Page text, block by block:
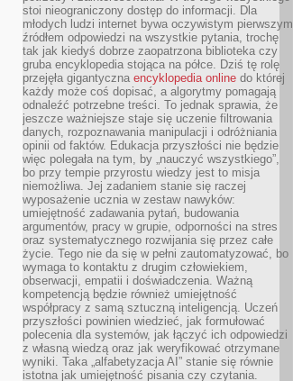
stoi nieograniczony dostęp do informacji. Dla
młodych ludzi internet bywa oczywistym pierwszym
źródłem odpowiedzi na wszystkie pytania, trochę
tak jak kiedyś dobrze zaopatrzona biblioteka czy
gruba encyklopedia stojąca na półce. Dziś tę rolę
przejęła gigantyczna encyklopedia online do której
każdy może coś dopisać, a algorytmy pomagają
odnaleźć potrzebne treści. To jednak sprawia, że
jeszcze ważniejsze staje się uczenie filtrowania
danych, rozpoznawania manipulacji i odróżniania
opinii od faktów. Edukacja przyszłości nie będzie
więc polegała na tym, by „nauczyć wszystkiego”,
bo przy tempie przyrostu wiedzy jest to misja
niemożliwa. Jej zadaniem stanie się raczej
wyposażenie ucznia w zestaw nawyków:
umiejętność zadawania pytań, budowania
argumentów, pracy w grupie, odporności na stres
oraz systematycznego rozwijania się przez całe
życie. Tego nie da się w pełni zautomatyzować, bo
wymaga to kontaktu z drugim człowiekiem,
obserwacji, empatii i doświadczenia. Ważną
kompetencją będzie również umiejętność
współpracy z samą sztuczną inteligencją. Uczeń
przyszłości powinien wiedzieć, jak formułować
polecenia dla systemów, jak łączyć ich odpowiedzi
z własną wiedzą oraz jak weryfikować otrzymane
wyniki. Taka „alfabetyzacja AI” stanie się równie
istotna jak umiejętność pisania czy czytania.